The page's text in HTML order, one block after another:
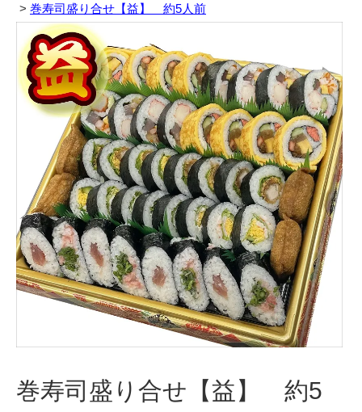
> 巻寿司盛り合せ【益】 約5人前
巻寿司盛り合せ【益】 約5